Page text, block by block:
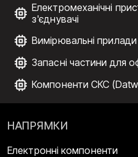
Електромеханічні
з'єднувачі
Вимірювальні прилади
Запасні частини для
Компоненти СКС
НАПРЯМКИ
Електронні компоненти